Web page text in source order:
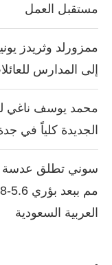
مستقبل العمل
ممزورلد وثريدز
إلى المدارس
محمد يوسف ناغي
الجديدة كلياً في
العربية السعودية